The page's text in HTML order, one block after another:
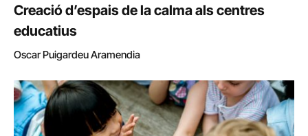
Creació d’espais de la calma als centres
educatius
Oscar Puigardeu Aramendia